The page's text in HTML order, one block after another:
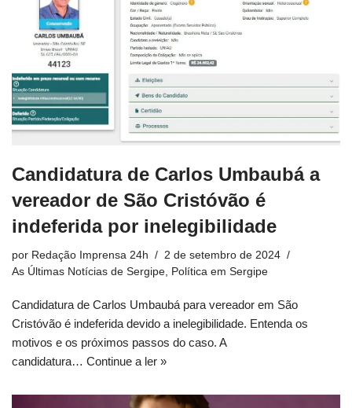
Candidatura de Carlos Umbaubá a
vereador de São Cristóvão é
indeferida por inelegibilidade
por Redação Imprensa 24h
2 de setembro de 2024
As Últimas Notícias de Sergipe
Política em Sergipe
Candidatura de Carlos Umbaubá para vereador em São
Cristóvão é indeferida devido a inelegibilidade. Entenda os
motivos e os próximos passos do caso. A
candidatura… Continue a ler »